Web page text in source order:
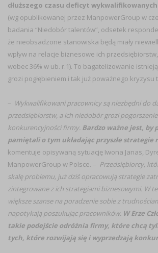
dłuższego czasu deficyt
(wg opublikowanej przez ManpowerGroup w
badania “Niedobór talentów”, odsetek
że nieobsadzone stanowiska będą miały
wpływ na relacje biznesowe ich przedsiębiorstw,
wobec 36% w ub. r.1). To bagatelizowanie
grozi pogłębieniem i tak już poważnego kryzysu
– Wykwalifikowani pracownicy są niezbędni do
przedsiębiorstw, a ich niedobór grozi
konkurencyjności firmy. Bardzo ważne jest, by
pamiętali o tym układając przyszłe
komentuje opisywaną sytuację Iwona Janas,
ManpowerGroup w Polsce. – Przedsiębiorcy,
skalę problemu, już dziś opracowują strategie
zintegrowane z ich strategiami biznesowymi. W
większe szanse na poradzenie sobie z
napotykają poszukując pracowników. W Erze
takie podejście odróżnia firmy, które chcą
tych, które rozwijają się i wyprzedzają